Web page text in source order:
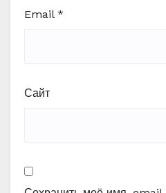
Email *
Сайт